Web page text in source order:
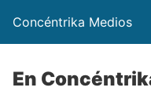
Concéntrika Medios
En